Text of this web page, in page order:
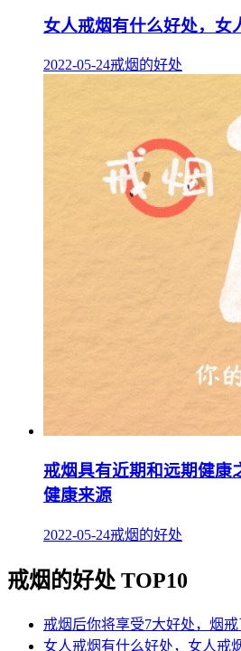
女人戒烟有什么好处，女
2022-05-24戒烟的好处
戒烟具有近期和远期健康
健康来源
2022-05-24戒烟的好处
戒烟的好处 TOP10
戒烟后你将享受7大好处，烟
女人戒烟有什么好处，女人戒